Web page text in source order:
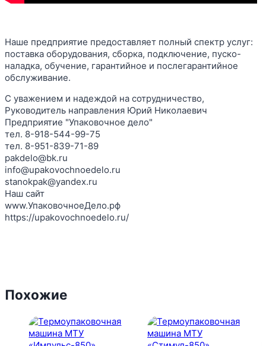
Наше предприятие предоставляет полный спектр услуг:
поставка оборудования, сборка, подключение, пуско-
наладка, обучение, гарантийное и послегарантийное
обслуживание.
С уважением и надеждой на сотрудничество,
Руководитель направления Юрий Николаевич
Предприятие "Упаковочное дело"
тел. 8-918-544-99-75
тел. 8-951-839-71-89
pakdelo@bk.ru
info@upakovochnoedelo.ru
stanokpak@yandex.ru
Наш сайт
www.УпаковочноеДело.рф
https://upakovochnoedelo.ru/
Похожие